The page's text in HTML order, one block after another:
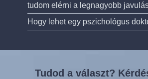
tudom elérni a legnagyobb
Hogy lehet egy pszichológus
Tudod a választ?